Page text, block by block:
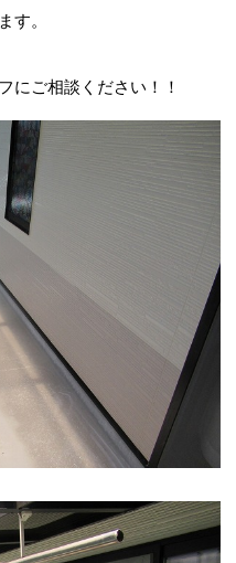
す。
にご相談ください！！